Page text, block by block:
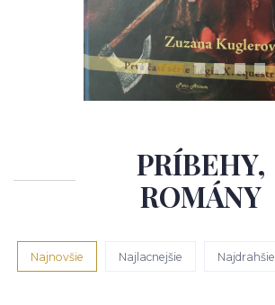
PRÍBEHY,
ROMÁNY
Najnovšie Najlacnejšie Najdrahšie